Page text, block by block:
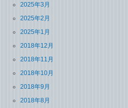
2025年3月
2025年2月
2025年1月
2018年12月
2018年11月
2018年10月
2018年9月
2018年8月